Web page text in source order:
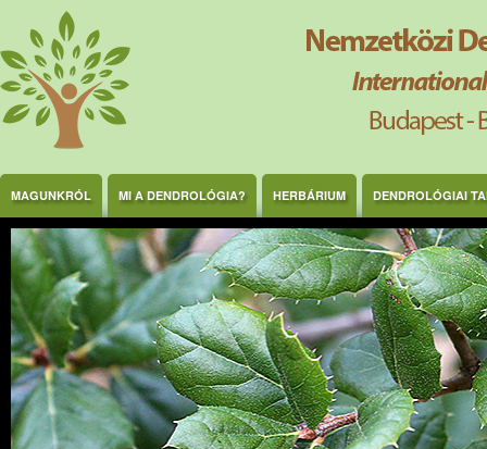
Ugrás a tartalomra
MAGUNKRÓL MI A DENDROLÓGIA? HERBÁRIUM DENDROLÓGIAI